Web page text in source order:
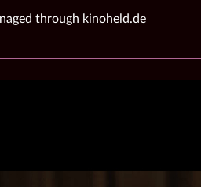
through kinoheld.de